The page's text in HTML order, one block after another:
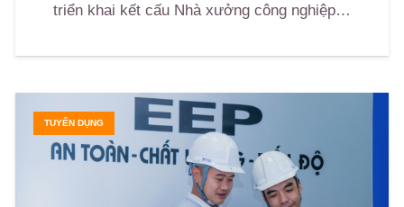
triển khai kết cấu Nhà xưởng công nghiệp…
TUYỂN DỤNG